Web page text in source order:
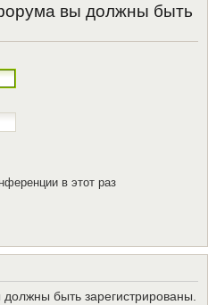
вы должны быть
в этот раз
быть зарегистрированы.